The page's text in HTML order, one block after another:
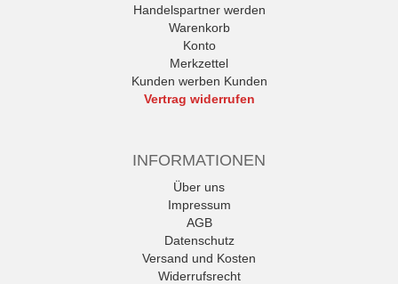
Handelspartner werden
Warenkorb
Konto
Merkzettel
Kunden werben Kunden
Vertrag widerrufen
INFORMATIONEN
Über uns
Impressum
AGB
Datenschutz
Versand und Kosten
Widerrufsrecht